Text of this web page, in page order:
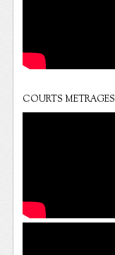
COURTS METRAGES